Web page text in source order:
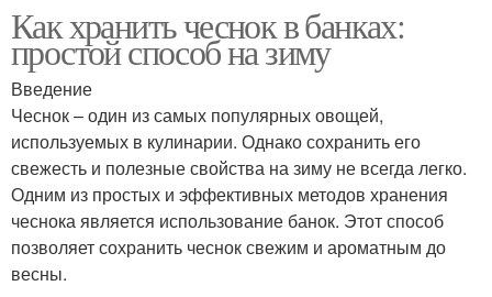
Как хранить чеснок в банках:
простой способ на зиму
Введение
Чеснок – один из самых популярных овощей,
используемых в кулинарии. Однако сохранить его
свежесть и полезные свойства на зиму не всегда легко.
Одним из простых и эффективных методов хранения
чеснока является использование банок. Этот способ
позволяет сохранить чеснок свежим и ароматным до
весны.